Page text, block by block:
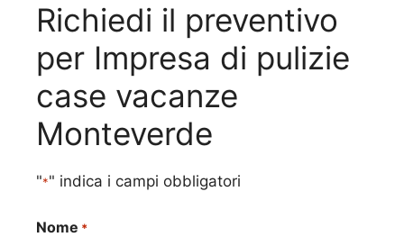
Richiedi il preventivo
per Impresa di pulizie
case vacanze
Monteverde
"*" indica i campi obbligatori
Nome *